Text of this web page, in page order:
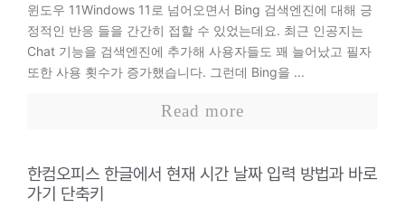
윈도우 11Windows 11로 넘어오면서 Bing 검색엔진에 대해 긍
정적인 반응 들을 간간히 접할 수 있었는데요. 최근 인공지는
Chat 기능을 검색엔진에 추가해 사용자들도 꽤 늘어났고 필자
또한 사용 횟수가 증가했습니다. 그런데 Bing을 ...
Read more
한컴오피스 한글에서 현재 시간 날짜 입력 방법과 바로
가기 단축키